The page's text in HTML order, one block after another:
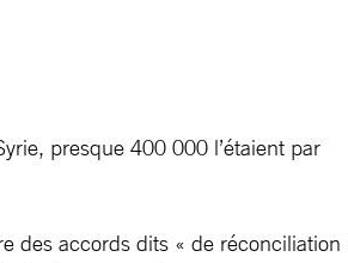
presque 400 000 l’étaient par
des accords dits « de réconciliation